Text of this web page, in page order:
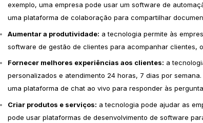
exemplo, uma empresa pode usar um software de
uma plataforma de colaboração para compartilhar
Aumentar a produtividade: a tecnologia permite às
software de gestão de clientes para acompanhar clientes,
Fornecer melhores experiências aos clientes: a
personalizados e atendimento 24 horas, 7 dias por
uma plataforma de chat ao vivo para responder às
Criar produtos e serviços: a tecnologia pode ajudar as
pode usar plataformas de desenvolvimento de software